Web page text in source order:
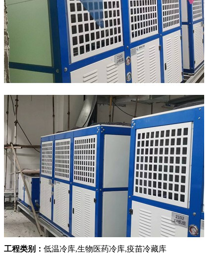
工程类别： 低温冷库,生物医药冷库,疫苗冷藏库